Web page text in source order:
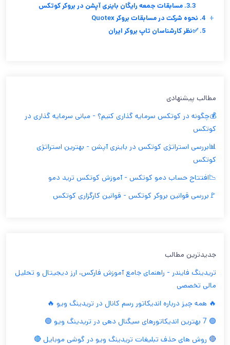
3.3. مسابقات جمعه رایگان باینری آپشن در بروکر کوتکس
4. نحوه شرکت در مسابقات بروکر Quotex +
5. ✅نظر کارشناسان تاپ بروکر ایران
مطالب پیشنهادی
💰چگونه در کوتکس سرمایه گذاری کنیم؟ - مبانی سرمایه گذاری در
کوتکس
📊بررسی استراتژی کوتکس در باینری آپشن - بهترین استراتژی
کوتکس
📉افتتاح حساب دمو کوتکس - آموزش کوتکس ترید دمو
🚩بررسی قوانین بروکر کوتکس - قوانین کارگزاری کوتکس
جدیدترین مطالب
تریدینگ فایندر - راهنمای جامع آموزش فارکس، ارز دیجیتال و تحلیل
مالی تخصصی
🔥 همه چیز درباره اندیکاتور رسم کانال در تریدینگ ویو 🔥
🟢 7 بهترین اندیکاتورهای سیگنال دهی در تریدینگ ویو 🟢
🔴 روش های حذف تبلیغات تریدینگ ویو در گوشی موبایل 🔴